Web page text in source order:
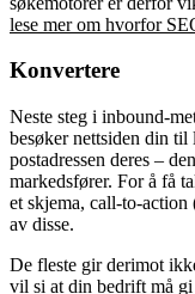
lese mer om hvorfor
Konvertere
Neste steg i inbound-
besøker nettsiden din til
postadressen deres –
markedsfører. For å få
et skjema, call-to-
av disse.
De fleste gir derimot
vil si at din bedrift må